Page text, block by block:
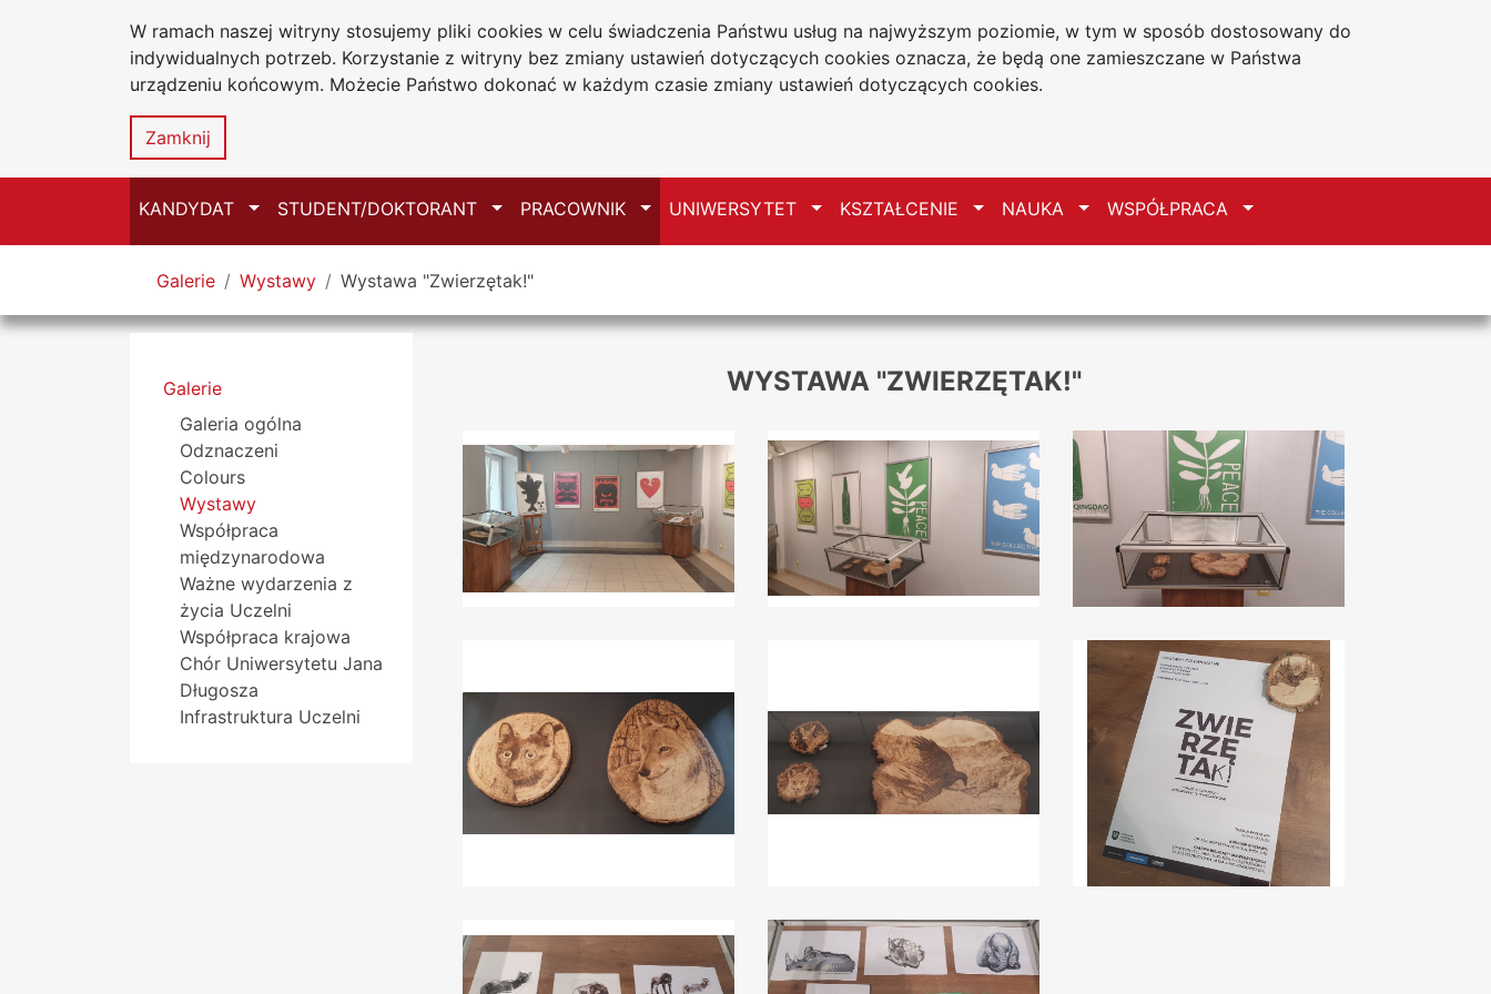
W ramach naszej witryny stosujemy pliki cookies w celu świadczenia Państwu usług na najwyższym poziomie, w tym w sposób dostosowany do
indywidualnych potrzeb. Korzystanie z witryny bez zmiany ustawień dotyczących cookies oznacza, że będą one zamieszczane w Państwa
urządzeniu końcowym. Możecie Państwo dokonać w każdym czasie zmiany ustawień dotyczących cookies.
Zamknij
Przejdź do głównego menu
Przejdź do treści
Przejdź do wyszukiwarki
Przejdź do mapy serwisuUniwersytet
Jana Długosza w Częstochowie
Deklaracja dostępności
KANDYDAT Przełącz
STUDENT/DOKTORANT Przełącz
PRACOWNIK Przełącz
UNIWERSYTET Przełącz
KSZTAŁCENIE Przełącz
NAUKA Przełącz
WSPÓŁPRACA Przełącz
Tutaj jesteś
Galerie Wystawy Wystawa "Zwierzętak!"
Menu boczne
Galerie
Galeria ogólna
Odznaczeni
Colours
Wystawy
Współpraca
międzynarodowa
Ważne wydarzenia z
życia Uczelni
Współpraca krajowa
Chór Uniwersytetu Jana
Długosza
Infrastruktura Uczelni
WYSTAWA "ZWIERZĘTAK!"